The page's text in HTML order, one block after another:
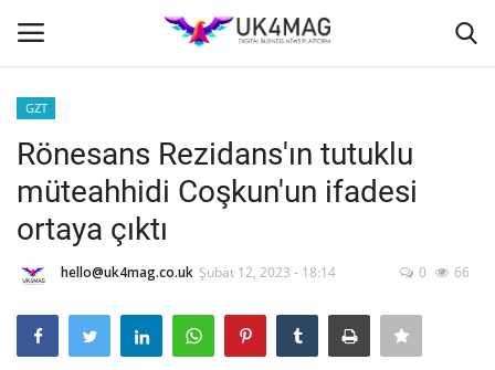
Ana Sayfa
TOPLUM
İş Platformu
GZT
Rönesans Rezidans'ın tutuklu
müteahhidi Coşkun'un ifadesi
ortaya çıktı
hello@uk4mag.co.uk Şubat 12, 2023 - 18:14 0 66